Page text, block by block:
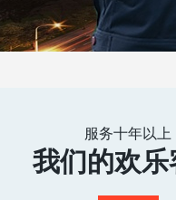
服务十年以上
我们的欢乐